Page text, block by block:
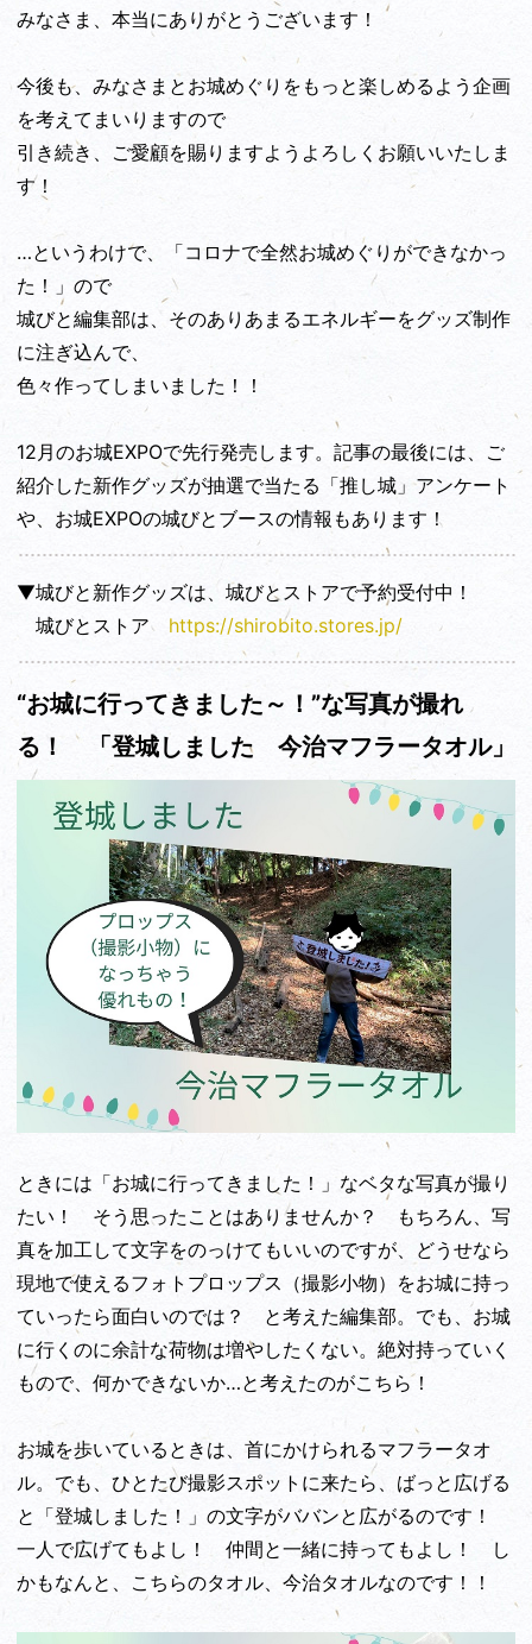
みなさま、本当にありがとうございます！
今後も、みなさまとお城めぐりをもっと楽しめるよう企画
を考えてまいりますので
引き続き、ご愛顧を賜りますようよろしくお願いいたしま
す！
…というわけで、「コロナで全然お城めぐりができなかっ
た！」ので
城びと編集部は、そのありあまるエネルギーをグッズ制作
に注ぎ込んで、
色々作ってしまいました！！
12月のお城EXPOで先行発売します。記事の最後には、ご
紹介した新作グッズが抽選で当たる「推し城」アンケート
や、お城EXPOの城びとブースの情報もあります！
▼城びと新作グッズは、城びとストアで予約受付中！
城びとストア https://shirobito.stores.jp/
“お城に行ってきました～！”な写真が撮れ
る！ 「登城しました 今治マフラータオル」
ときには「お城に行ってきました！」なベタな写真が撮り
たい！ そう思ったことはありませんか？ もちろん、写
真を加工して文字をのっけてもいいのですが、どうせなら
現地で使えるフォトプロップス（撮影小物）をお城に持っ
ていったら面白いのでは？ と考えた編集部。でも、お城
に行くのに余計な荷物は増やしたくない。絶対持っていく
もので、何かできないか…と考えたのがこちら！
お城を歩いているときは、首にかけられるマフラータオ
ル。でも、ひとたび撮影スポットに来たら、ばっと広げる
と「登城しました！」の文字がババンと広がるのです！
一人で広げてもよし！ 仲間と一緒に持ってもよし！ し
かもなんと、こちらのタオル、今治タオルなのです！！